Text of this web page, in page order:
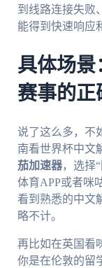
到线路连接失败
能得到快速响应
具体场景
赛事的正
说了这么多，不
南看世界杯中
茄加速器，选择
体育APP或者咪
看到熟悉的中文
略不计。
再比如在英国
你是在伦敦的留